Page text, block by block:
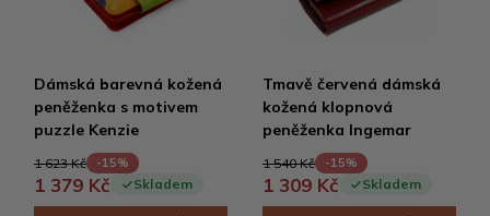
Dámská barevná kožená
peněženka s motivem
puzzle Kenzie
1 623 Kč -15%
1 379 Kč Skladem
Tmavě červená dámská
kožená klopnová
peněženka Ingemar
1 540 Kč -15%
1 309 Kč Skladem